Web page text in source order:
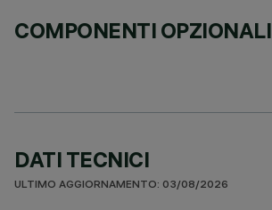
COMPONENTI OPZIONALI
DATI TECNICI
ULTIMO AGGIORNAMENTO: 03/08/2026